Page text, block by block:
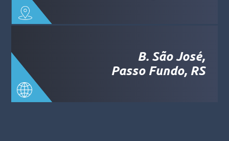
B. São José,
Passo Fundo, RS